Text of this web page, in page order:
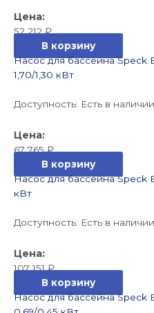
52 212₽
В корзину
Насос для бассейна Speck
1,70/1,30 кВт
Доступность: Есть в
67 765₽
В корзину
Насос для бассейна Speck
кВт
Доступность: Есть в
107 151₽
В корзину
Насос для бассейна Speck